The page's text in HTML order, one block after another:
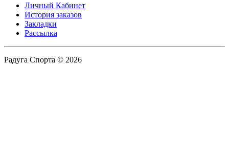
Личный Кабинет
История заказов
Закладки
Рассылка
Радуга Спорта © 2026